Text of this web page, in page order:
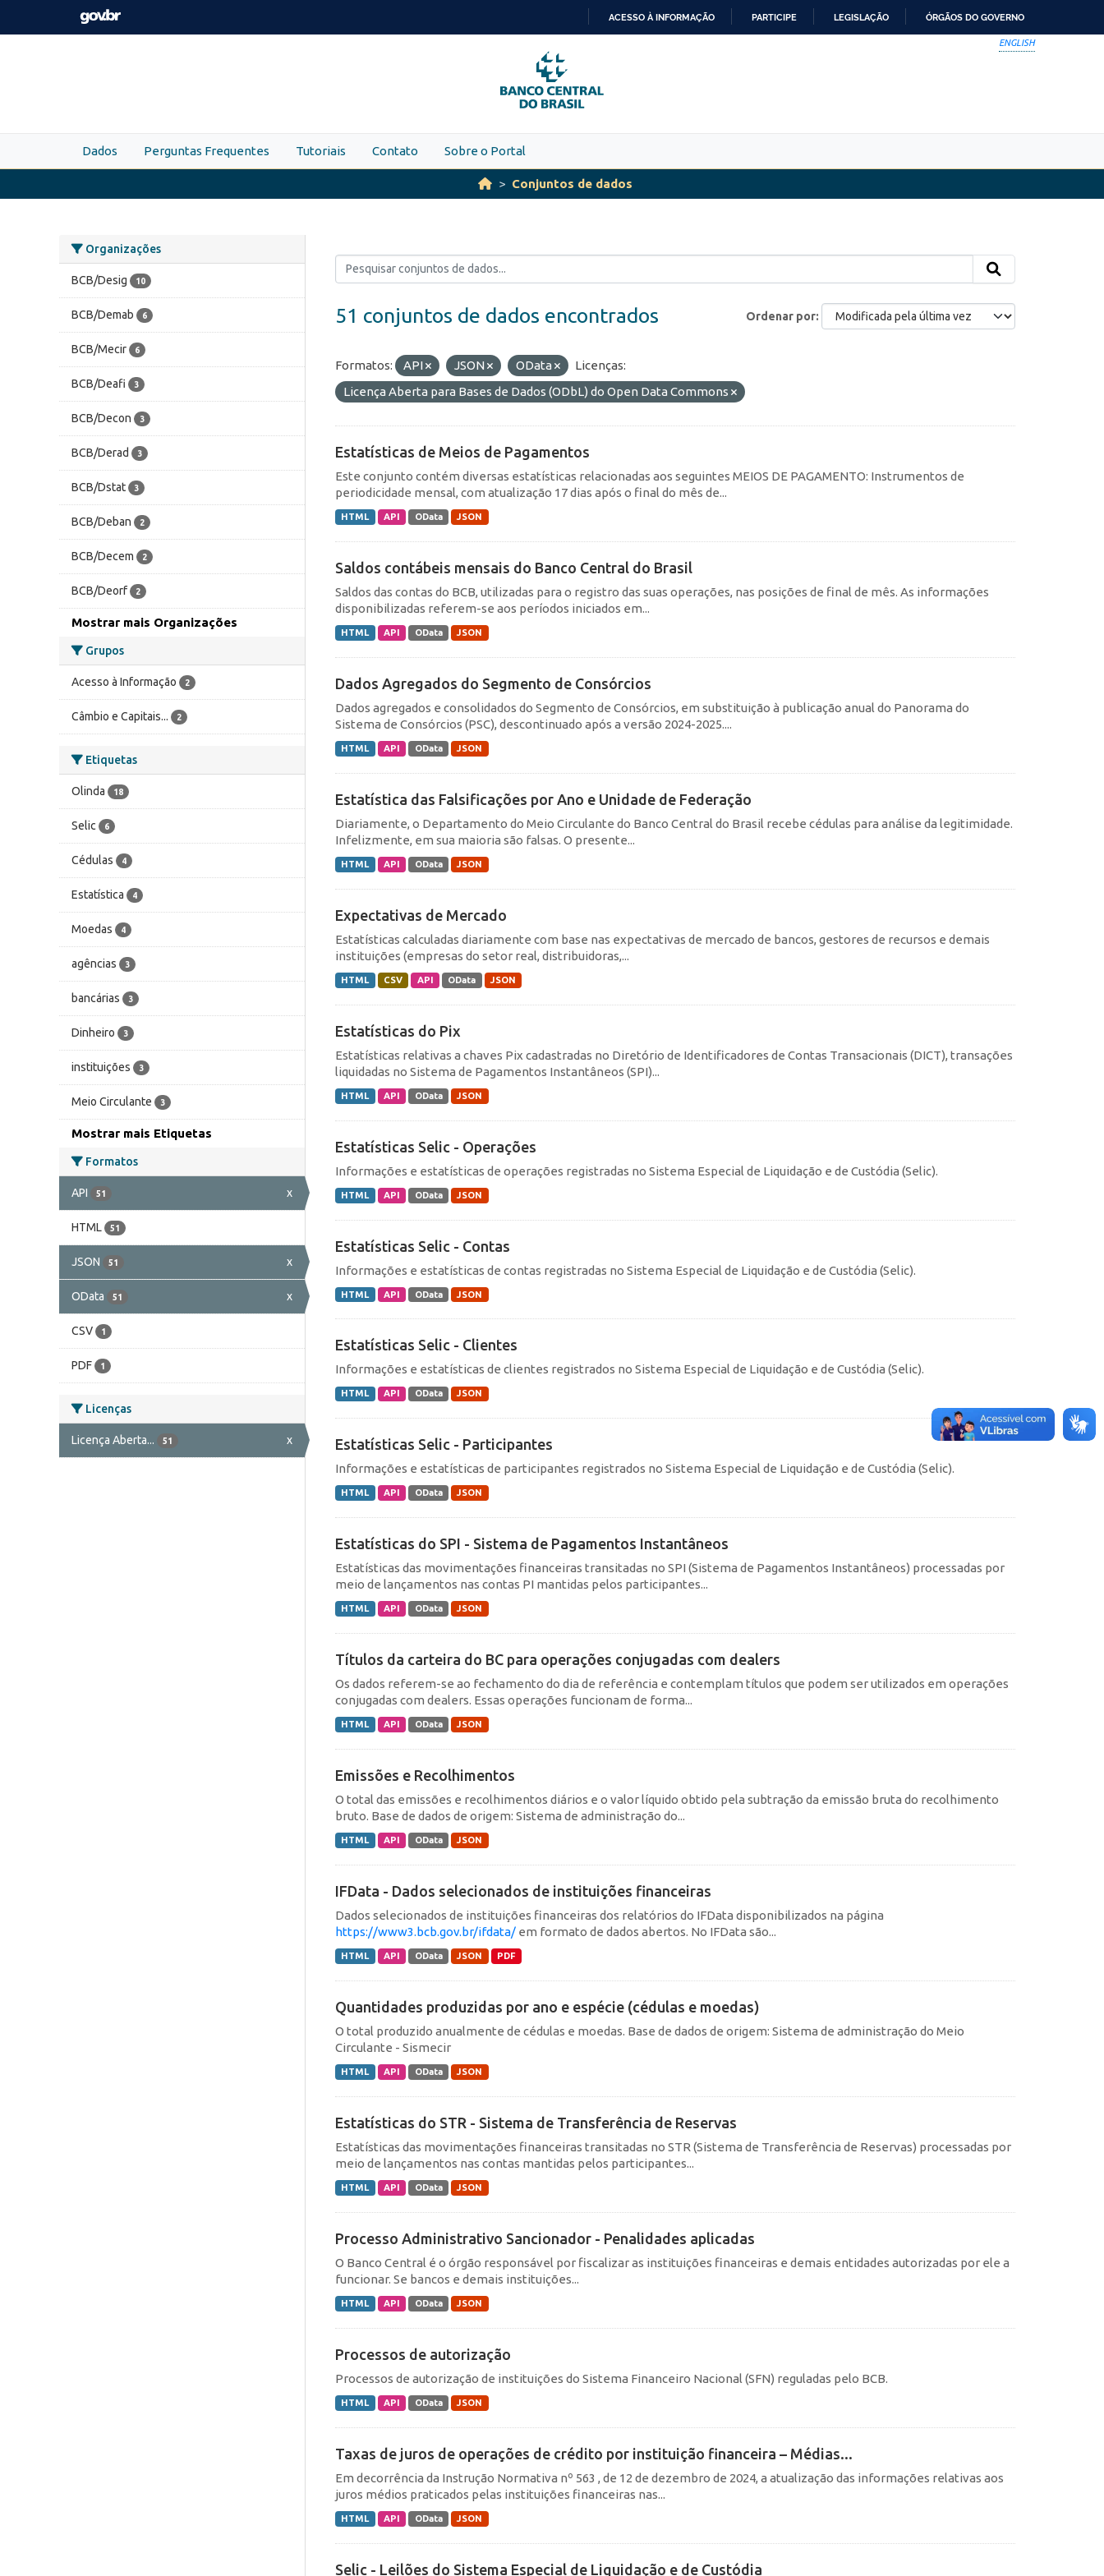
Skip to main content
PARA
O
CONTEÚDO
ACESSO À INFORMAÇÃO PARTICIPE LEGISLAÇÃO ÓRGÃOS DO GOVERNO
ENGLISH
Dados Perguntas Frequentes Tutoriais Contato Sobre o Portal
Conjuntos de dados
Organizações
BCB/Desig 10
BCB/Demab 6
BCB/Mecir 6
BCB/Deafi 3
BCB/Decon 3
BCB/Derad 3
BCB/Dstat 3
BCB/Deban 2
BCB/Decem 2
BCB/Deorf 2
Mostrar mais Organizações
Grupos
Acesso à Informação 2
Câmbio e Capitais... 2
Etiquetas
Olinda 18
Selic 6
Cédulas 4
Estatística 4
Moedas 4
agências 3
bancárias 3
Dinheiro 3
instituições 3
Meio Circulante 3
Mostrar mais Etiquetas
Formatos
API 51 x
HTML 51
JSON 51 x
OData 51 x
CSV 1
PDF 1
Licenças
Licença Aberta... 51 x
Ordenar por
51 conjuntos de dados encontrados
Formatos: API JSON OData
Licenças:
Licença Aberta para Bases de Dados (ODbL) do Open Data Commons
Estatísticas de Meios de Pagamentos
Este conjunto contém diversas estatísticas relacionadas aos seguintes MEIOS DE PAGAMENTO: Instrumentos de
periodicidade mensal, com atualização 17 dias após o final do mês de...
HTML API OData JSON
Saldos contábeis mensais do Banco Central do Brasil
Saldos das contas do BCB, utilizadas para o registro das suas operações, nas posições de final de mês. As informações
disponibilizadas referem-se aos períodos iniciados em...
HTML API OData JSON
Dados Agregados do Segmento de Consórcios
Dados agregados e consolidados do Segmento de Consórcios, em substituição à publicação anual do Panorama do
Sistema de Consórcios (PSC), descontinuado após a versão 2024-2025....
HTML API OData JSON
Estatística das Falsificações por Ano e Unidade de Federação
Diariamente, o Departamento do Meio Circulante do Banco Central do Brasil recebe cédulas para análise da legitimidade.
Infelizmente, em sua maioria são falsas. O presente...
HTML API OData JSON
Expectativas de Mercado
Estatísticas calculadas diariamente com base nas expectativas de mercado de bancos, gestores de recursos e demais
instituições (empresas do setor real, distribuidoras,...
HTML CSV API OData JSON
Estatísticas do Pix
Estatísticas relativas a chaves Pix cadastradas no Diretório de Identificadores de Contas Transacionais (DICT), transações
liquidadas no Sistema de Pagamentos Instantâneos (SPI)...
HTML API OData JSON
Estatísticas Selic - Operações
Informações e estatísticas de operações registradas no Sistema Especial de Liquidação e de Custódia (Selic).
HTML API OData JSON
Estatísticas Selic - Contas
Informações e estatísticas de contas registradas no Sistema Especial de Liquidação e de Custódia (Selic).
HTML API OData JSON
Estatísticas Selic - Clientes
Informações e estatísticas de clientes registrados no Sistema Especial de Liquidação e de Custódia (Selic).
HTML API OData JSON
Estatísticas Selic - Participantes
Informações e estatísticas de participantes registrados no Sistema Especial de Liquidação e de Custódia (Selic).
HTML API OData JSON
Estatísticas do SPI - Sistema de Pagamentos Instantâneos
Estatísticas das movimentações financeiras transitadas no SPI (Sistema de Pagamentos Instantâneos) processadas por
meio de lançamentos nas contas PI mantidas pelos participantes...
HTML API OData JSON
Títulos da carteira do BC para operações conjugadas com dealers
Os dados referem-se ao fechamento do dia de referência e contemplam títulos que podem ser utilizados em operações
conjugadas com dealers. Essas operações funcionam de forma...
HTML API OData JSON
Emissões e Recolhimentos
O total das emissões e recolhimentos diários e o valor líquido obtido pela subtração da emissão bruta do recolhimento
bruto. Base de dados de origem: Sistema de administração do...
HTML API OData JSON
IFData - Dados selecionados de instituições financeiras
Dados selecionados de instituições financeiras dos relatórios do IFData disponibilizados na página
https://www3.bcb.gov.br/ifdata/ em formato de dados abertos. No IFData são...
HTML API OData JSON PDF
Quantidades produzidas por ano e espécie (cédulas e moedas)
O total produzido anualmente de cédulas e moedas. Base de dados de origem: Sistema de administração do Meio
Circulante - Sismecir
HTML API OData JSON
Estatísticas do STR - Sistema de Transferência de Reservas
Estatísticas das movimentações financeiras transitadas no STR (Sistema de Transferência de Reservas) processadas por
meio de lançamentos nas contas mantidas pelos participantes...
HTML API OData JSON
Processo Administrativo Sancionador - Penalidades aplicadas
O Banco Central é o órgão responsável por fiscalizar as instituições financeiras e demais entidades autorizadas por ele a
funcionar. Se bancos e demais instituições...
HTML API OData JSON
Processos de autorização
Processos de autorização de instituições do Sistema Financeiro Nacional (SFN) reguladas pelo BCB.
HTML API OData JSON
Taxas de juros de operações de crédito por instituição financeira – Médias...
Em decorrência da Instrução Normativa nº 563 , de 12 de dezembro de 2024, a atualização das informações relativas aos
juros médios praticados pelas instituições financeiras nas...
HTML API OData JSON
Selic - Leilões do Sistema Especial de Liquidação e de Custódia